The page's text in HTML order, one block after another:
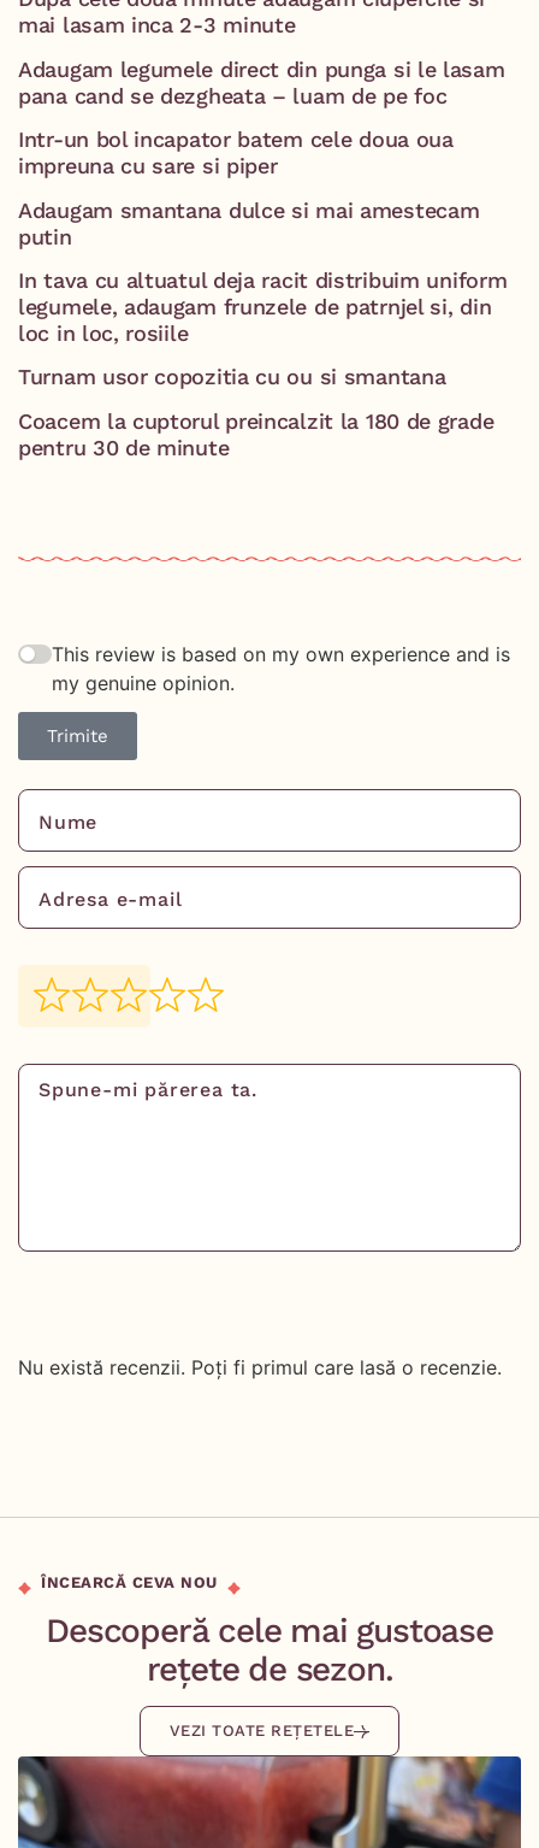
mai lasam inca 2-3 minute
Adaugam legumele direct din punga si le lasam
pana cand se dezgheata – luam de pe foc
Intr-un bol incapator batem cele doua oua
impreuna cu sare si piper
Adaugam smantana dulce si mai amestecam
putin
In tava cu altuatul deja racit distribuim uniform
legumele, adaugam frunzele de patrnjel si, din
loc in loc, rosiile
Turnam usor copozitia cu ou si smantana
Coacem la cuptorul preincalzit la 180 de grade
pentru 30 de minute
This review is based on my own experience and is
my genuine opinion.
Trimite
Nu există recenzii. Poți fi primul care lasă o recenzie.
ÎNCEARCĂ CEVA NOU
Descoperă cele mai gustoase
rețete de sezon.
VEZI TOATE REȚETELE